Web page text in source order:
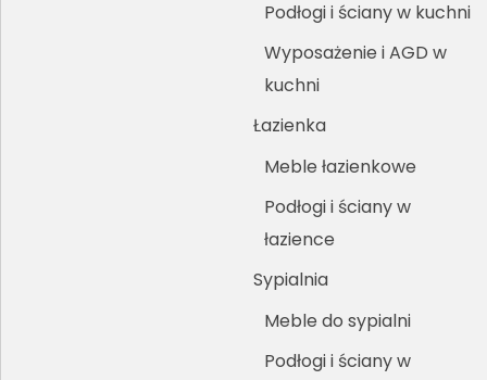
Podłogi i ściany w kuchni
Wyposażenie i AGD w
kuchni
Łazienka
Meble łazienkowe
Podłogi i ściany w
łazience
Sypialnia
Meble do sypialni
Podłogi i ściany w